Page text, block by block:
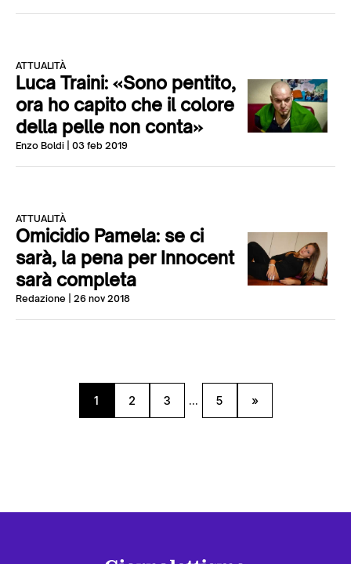
ATTUALITÀ
Luca Traini: «Sono pentito,
ora ho capito che il colore
della pelle non conta»
Enzo Boldi | 03 feb 2019
ATTUALITÀ
Omicidio Pamela: se ci
sarà, la pena per Innocent
sarà completa
Redazione | 26 nov 2018
1 2 3 ... 5 »